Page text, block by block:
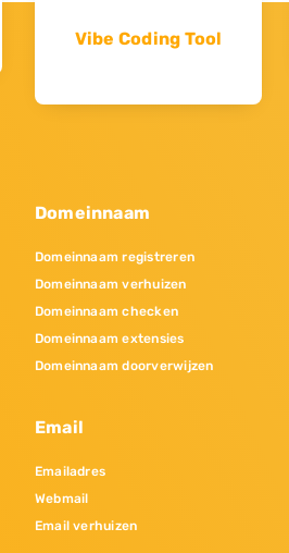
Vibe Coding Tool
Domeinnaam
Domeinnaam registreren
Domeinnaam verhuizen
Domeinnaam checken
Domeinnaam extensies
Domeinnaam doorverwijzen
Email
Emailadres
Webmail
Email verhuizen